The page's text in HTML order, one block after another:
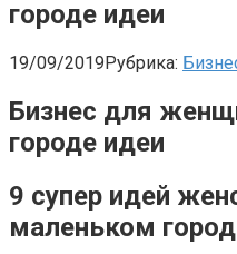
городе идеи
19/09/2019Рубрика:
Бизнес для
городе идеи
9 супер идей
маленьком